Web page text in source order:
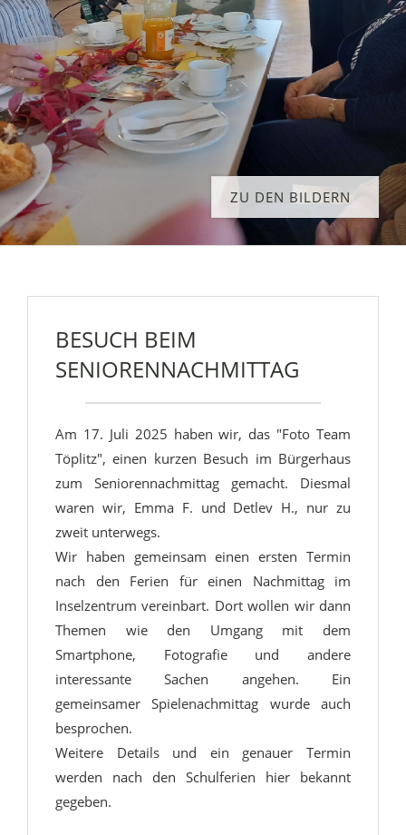
ZU DEN BILDERN
BESUCH BEIM
SENIORENNACHMITTAG
Am 17. Juli 2025 haben wir, das "Foto Team
Töplitz", einen kurzen Besuch im Bürgerhaus
zum Seniorennachmittag gemacht. Diesmal
waren wir, Emma F. und Detlev H., nur zu
zweit unterwegs.
Wir haben gemeinsam einen ersten Termin
nach den Ferien für einen Nachmittag im
Inselzentrum vereinbart. Dort wollen wir dann
Themen wie den Umgang mit dem
Smartphone, Fotografie und andere
interessante Sachen angehen. Ein
gemeinsamer Spielenachmittag wurde auch
besprochen.
Weitere Details und ein genauer Termin
werden nach den Schulferien hier bekannt
gegeben.